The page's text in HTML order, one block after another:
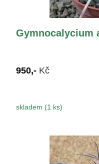
Gymnocalycium
950,- Kč
skladem (1 ks)